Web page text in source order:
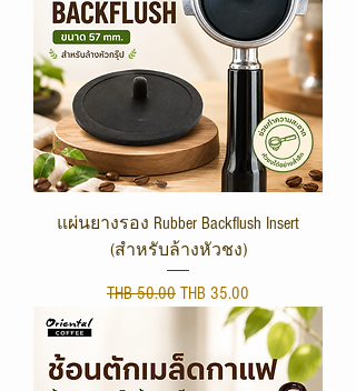
แผ่นยางรอง Rubber Backflush Insert
(สำหรับล้างหัวชง)
Regular Price
THB 50.00 Sale Price
THB 35.00